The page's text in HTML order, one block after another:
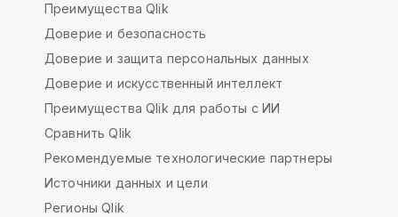
Преимущества Qlik
Доверие и безопасность
Доверие и защита персональных данных
Доверие и искусственный интеллект
Преимущества Qlik для работы с ИИ
Сравнить Qlik
Рекомендуемые технологические партнеры
Источники данных и цели
Регионы Qlik